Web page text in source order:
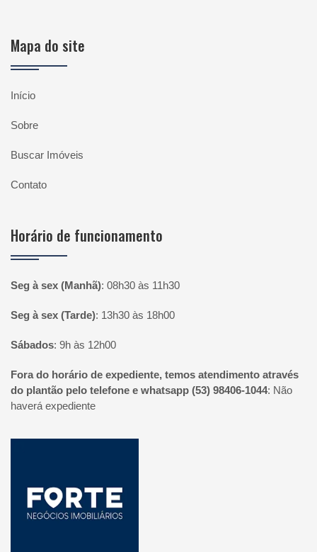
Mapa do site
Início
Sobre
Buscar Imóveis
Contato
Horário de funcionamento
Seg à sex (Manhã): 08h30 às 11h30
Seg à sex (Tarde): 13h30 às 18h00
Sábados: 9h às 12h00
Fora do horário de expediente, temos atendimento através
do plantão pelo telefone e whatsapp (53) 98406-1044: Não
haverá expediente